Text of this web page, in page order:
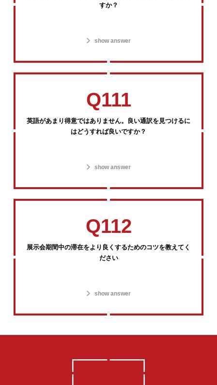
すか？
show answer
Q111
英語があまり得意ではありません。良い通訳を見つけるに
はどうすれば良いですか？
show answer
Q112
展示会期間中の滞在をより良くするためのコツを教えてく
ださい
show answer